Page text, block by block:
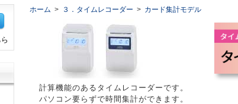
ホーム > ３．タイムレコーダー > カード集計モデル
計算機能のあるタイムレコーダーです。
パソコン要らずで時間集計ができます。